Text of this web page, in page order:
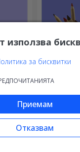
дъски
за
За
е
използва
за бисквитки
Приемам
Отказвам